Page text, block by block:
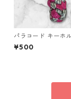
パラコード キーホ
ク グレー 編み込み
¥500